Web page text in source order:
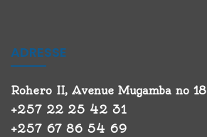
ADRESSE
Rohero II, Avenue Mugamba no 18
+257 22 25 42 31
+257 67 86 54 69